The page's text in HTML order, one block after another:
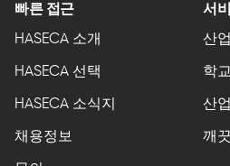
빠른 접근
HASECA 소개
HASECA 선택
HASECA 소식지
채용정보
서
산
학
산
깨